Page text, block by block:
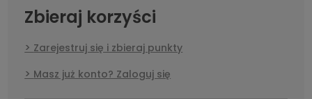
Zbieraj korzyści
Zarejestruj się i zbieraj punkty
Masz już konto? Zaloguj się